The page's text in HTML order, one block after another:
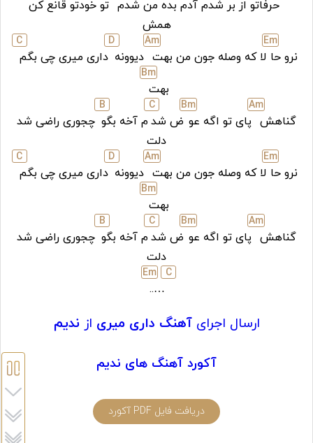
حرفاتو از بر شدم آدم بده من شدم تو خودتو قانع کن
همش
نرو حا
Em
لا که وصله جون من بهت
Am
دیوونه
D
داری میری چی بگم
C
بهت
Bm
گناهش
Am
پای تو اگه عو
Bm
ض شد
C
م آخه بگو
B
چجوری راضی شد
دلت
نرو حا
Em
لا که وصله جون من بهت
Am
دیوونه
D
داری میری چی بگم
C
بهت
Bm
گناهش
Am
پای تو اگه عو
Bm
ض شد
C
م آخه بگو
B
چجوری راضی شد
دلت
C
…..
Em
ارسال اجرایآهنگ داری میری ازندیم
آکورد آهنگ های ندیم
دریافت فایل PDF آکورد